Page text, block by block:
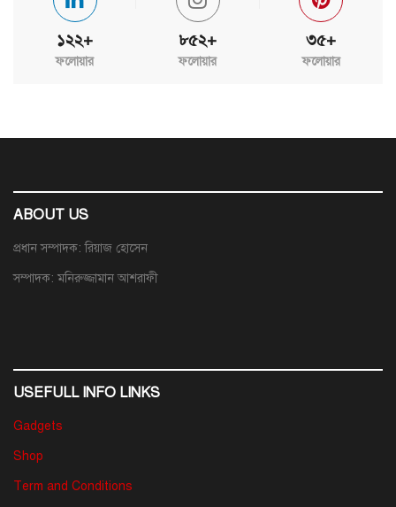
১২২+
ফলোয়ার
৮৫২+
ফলোয়ার
৩৫+
ফলোয়ার
ABOUT US
প্রধান সম্পাদক: রিয়াজ হোসেন
সম্পাদক: মনিরুজ্জামান আশরাফী
USEFULL INFO LINKS
Gadgets
Shop
Term and Conditions